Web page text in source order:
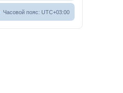
Часовой пояс: UTC+03:00